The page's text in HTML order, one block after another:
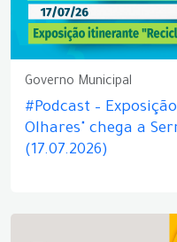
Governo Municipal
#Podcast –
Olhares" chega a
(17.07.2026)